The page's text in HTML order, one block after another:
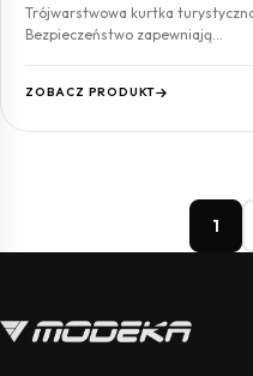
Trójwarstwowa kurtka
Bezpieczeństwo zapewniają…
ZOBACZ PRODUKT
1